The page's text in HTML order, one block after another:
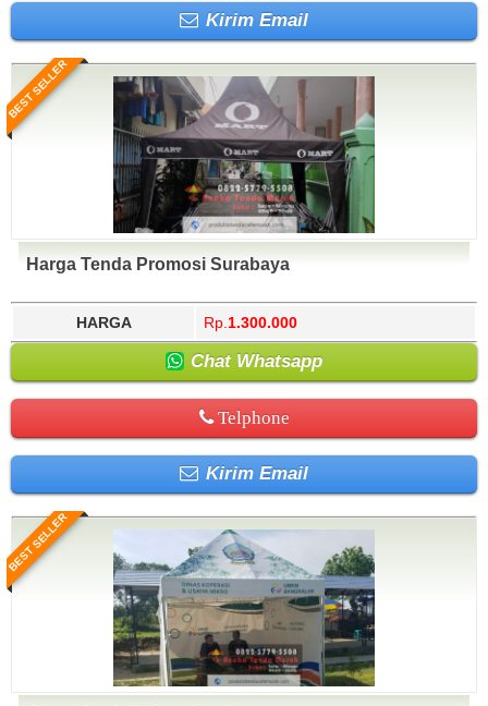
Kirim Email
BEST SELLER
Harga Tenda Promosi Surabaya
HARGA Rp. 1.300.000
Chat Whatsapp
Telphone
Kirim Email
BEST SELLER